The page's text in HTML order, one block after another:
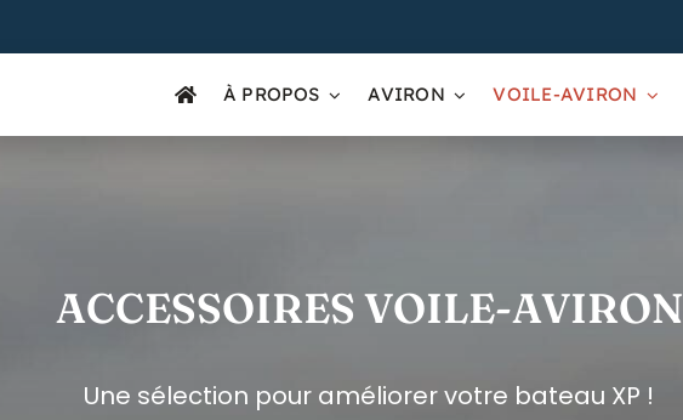
À PROPOS AVIRON VOILE-AVIRON
ACCESSOIRES VOILE-AVIRON
Une sélection pour améliorer votre bateau XP !